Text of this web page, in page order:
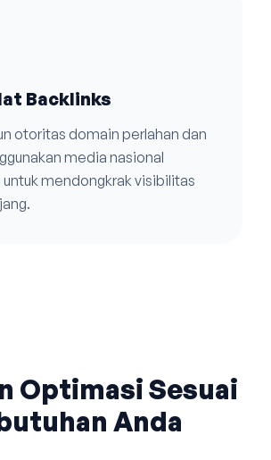
Backlinks
otoritas domain perlahan dan
media nasional
mendongkrak visibilitas
Optimasi Sesuai
Anda